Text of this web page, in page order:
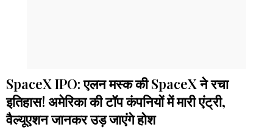
SpaceX IPO: एलन मस्क की SpaceX ने रचा
इतिहास! अमेरिका की टॉप कंपनियों में मारी एंट्री,
वैल्यूएशन जानकर उड़ जाएंगे होश